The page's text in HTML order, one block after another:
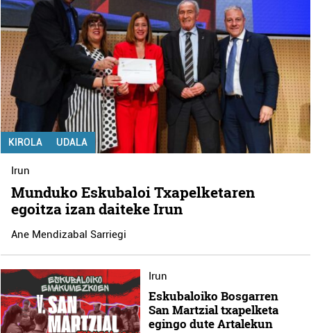
KIROLA UDALA
Irun
Munduko Eskubaloi Txapelketaren
egoitza izan daiteke Irun
Ane Mendizabal Sarriegi
Irun
Eskubaloiko Bosgarren
San Martzial txapelketa
egingo dute Artalekun